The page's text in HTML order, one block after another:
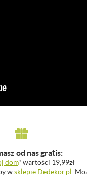
od nas gratis:
dom" wartości 19,99zł
wsklepie Dedekor.pl .